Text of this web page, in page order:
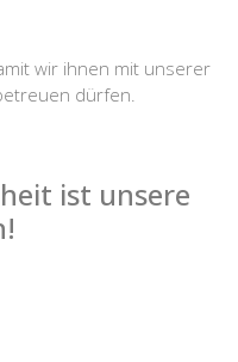
wir ihnen mit unserer
dürfen.
ist unsere